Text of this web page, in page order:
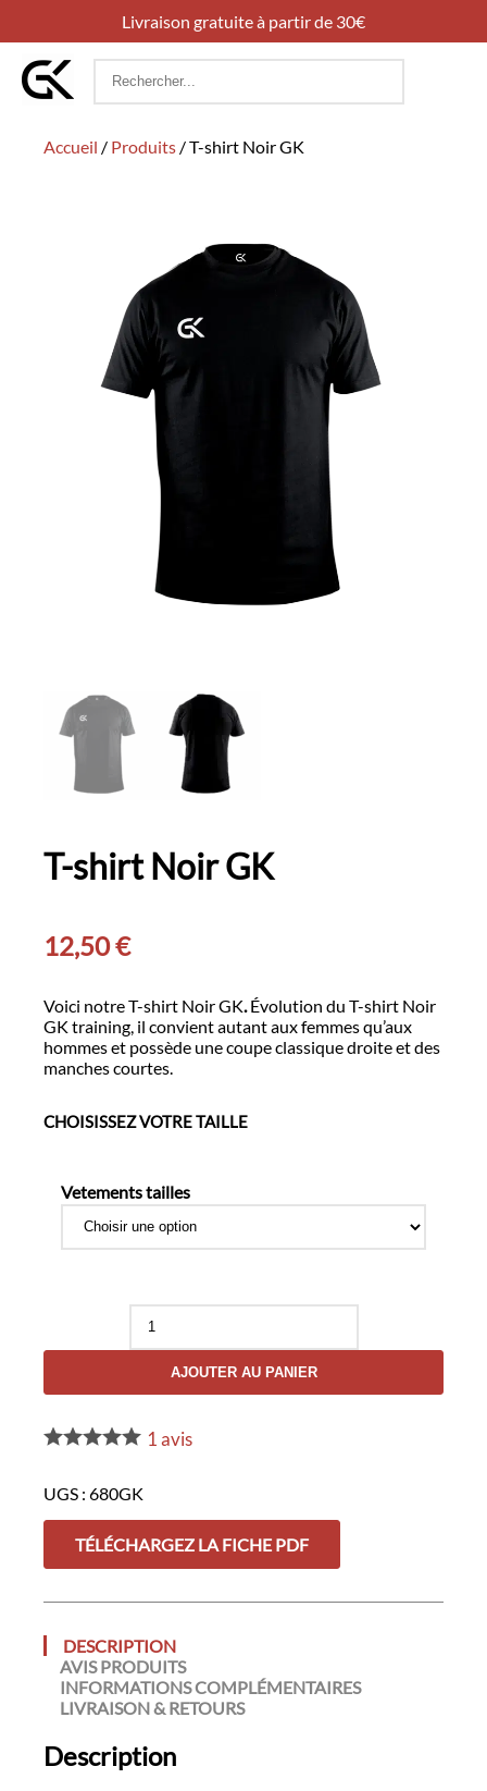
Livraison gratuite à partir de 30€
Rechercher
Accueil / Produits /T-shirt Noir GK
T-shirt Noir GK
12,50€
Voici notre T-shirt Noir GK. Évolution du T-shirt Noir
GK training, il convient autant aux femmes qu’aux
hommes et possède une coupe classique droite et des
manches courtes.
CHOISISSEZ VOTRE TAILLE
Vetements tailles
quantité
T-
Noir
AJOUTER AU PANIER
1avis
UGS : 680GK
TÉLÉCHARGEZ LA FICHE PDF
DESCRIPTION
AVIS PRODUITS
INFORMATIONS COMPLÉMENTAIRES
LIVRAISON & RETOURS
Description